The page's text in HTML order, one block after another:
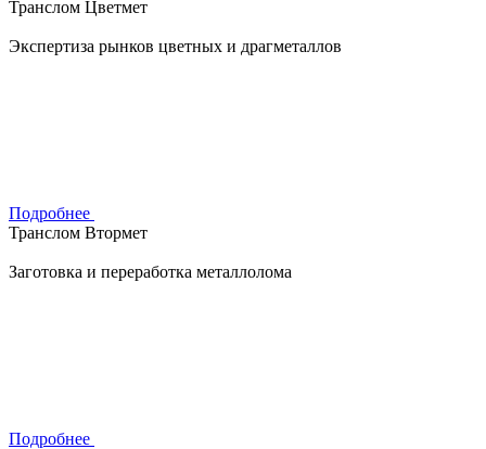
Транслом Цветмет
Экспертиза рынков цветных и драгметаллов
Подробнее
Транслом Втормет
Заготовка и переработка металлолома
Подробнее